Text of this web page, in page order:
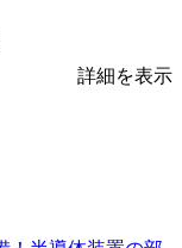
詳細を表示